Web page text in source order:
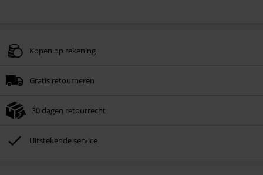
Kopen op rekening
Gratis retourneren
30 dagen retourrecht
Uitstekende service